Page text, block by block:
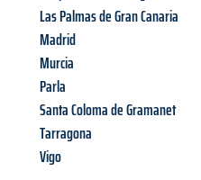
Las Palmas de Gran Canaria
Madrid
Murcia
Parla
Santa Coloma de Gramanet
Tarragona
Vigo